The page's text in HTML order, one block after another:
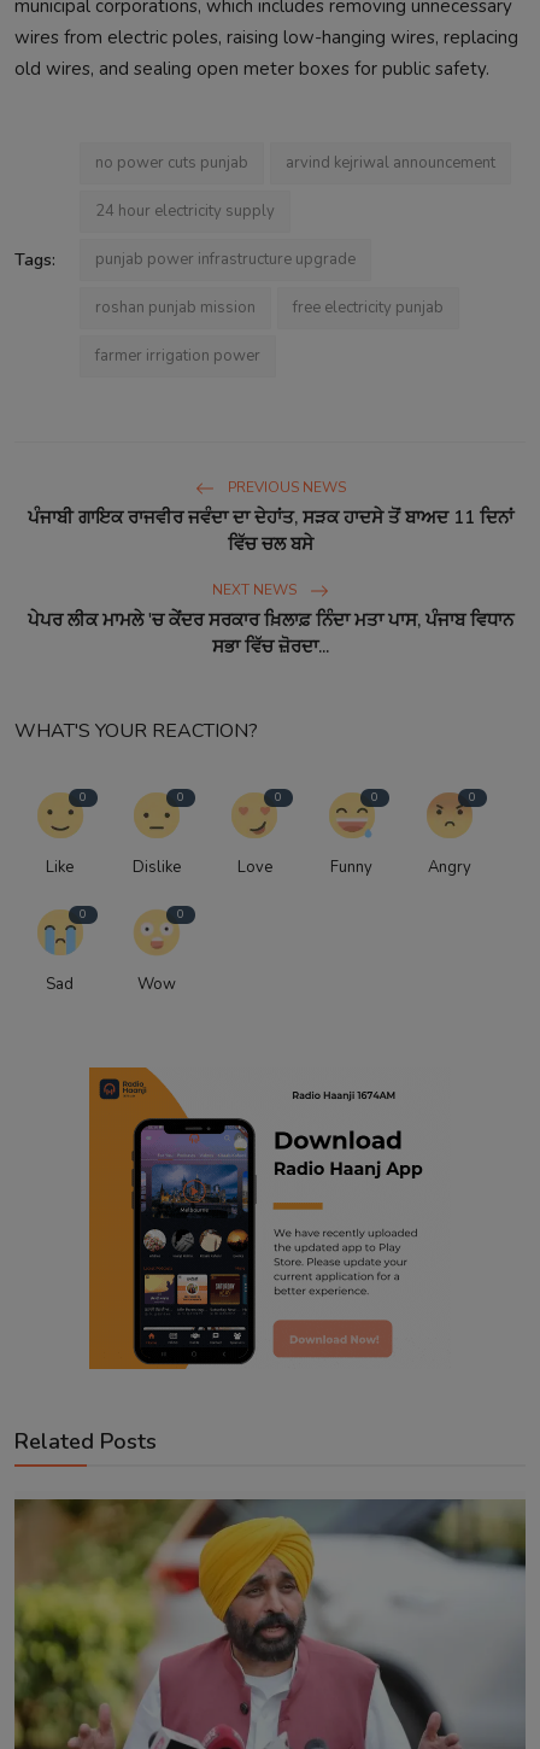
municipal corporations, which includes removing unnecessary
wires from electric poles, raising low-hanging wires, replacing
old wires, and sealing open meter boxes for public safety.
Tags:
no power cuts punjab arvind kejriwal announcement
24 hour electricity supply
punjab power infrastructure upgrade
roshan punjab mission free electricity punjab
farmer irrigation power
PREVIOUS NEWS
ਪੰਜਾਬੀ ਗਾਇਕ ਰਾਜਵੀਰ ਜਵੰਦਾ ਦਾ ਦੇਹਾਂਤ, ਸੜਕ ਹਾਦਸੇ ਤੋਂ ਬਾਅਦ 11 ਦਿਨਾਂ
ਵਿੱਚ ਚਲ ਬਸੇ
NEXT NEWS
ਪੇਪਰ ਲੀਕ ਮਾਮਲੇ 'ਚ ਕੇਂਦਰ ਸਰਕਾਰ ਖ਼ਿਲਾਫ਼ ਨਿੰਦਾ ਮਤਾ ਪਾਸ, ਪੰਜਾਬ ਵਿਧਾਨ
ਸਭਾ ਵਿੱਚ ਜ਼ੋਰਦਾ...
WHAT'S YOUR REACTION?
0
Like
0
Dislike
0
Love
0
Funny
0
Angry
0
Sad
0
Wow
Related Posts